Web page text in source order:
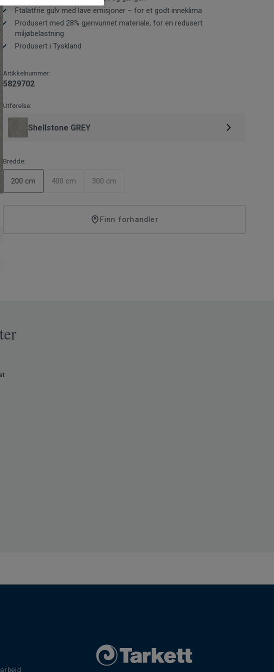
Ftalatfrie gulv med lave emisjoner – for et godt inneklima
Produsert med 28% gjenvunnet materiale, for en redusert
miljøbelastning
Produsert i Tyskland
Artikkelnummer:
5829702
Utførelse:
Shellstone GREY
Bredde:
200 cm 400 cm 300 cm
Finn forhandler